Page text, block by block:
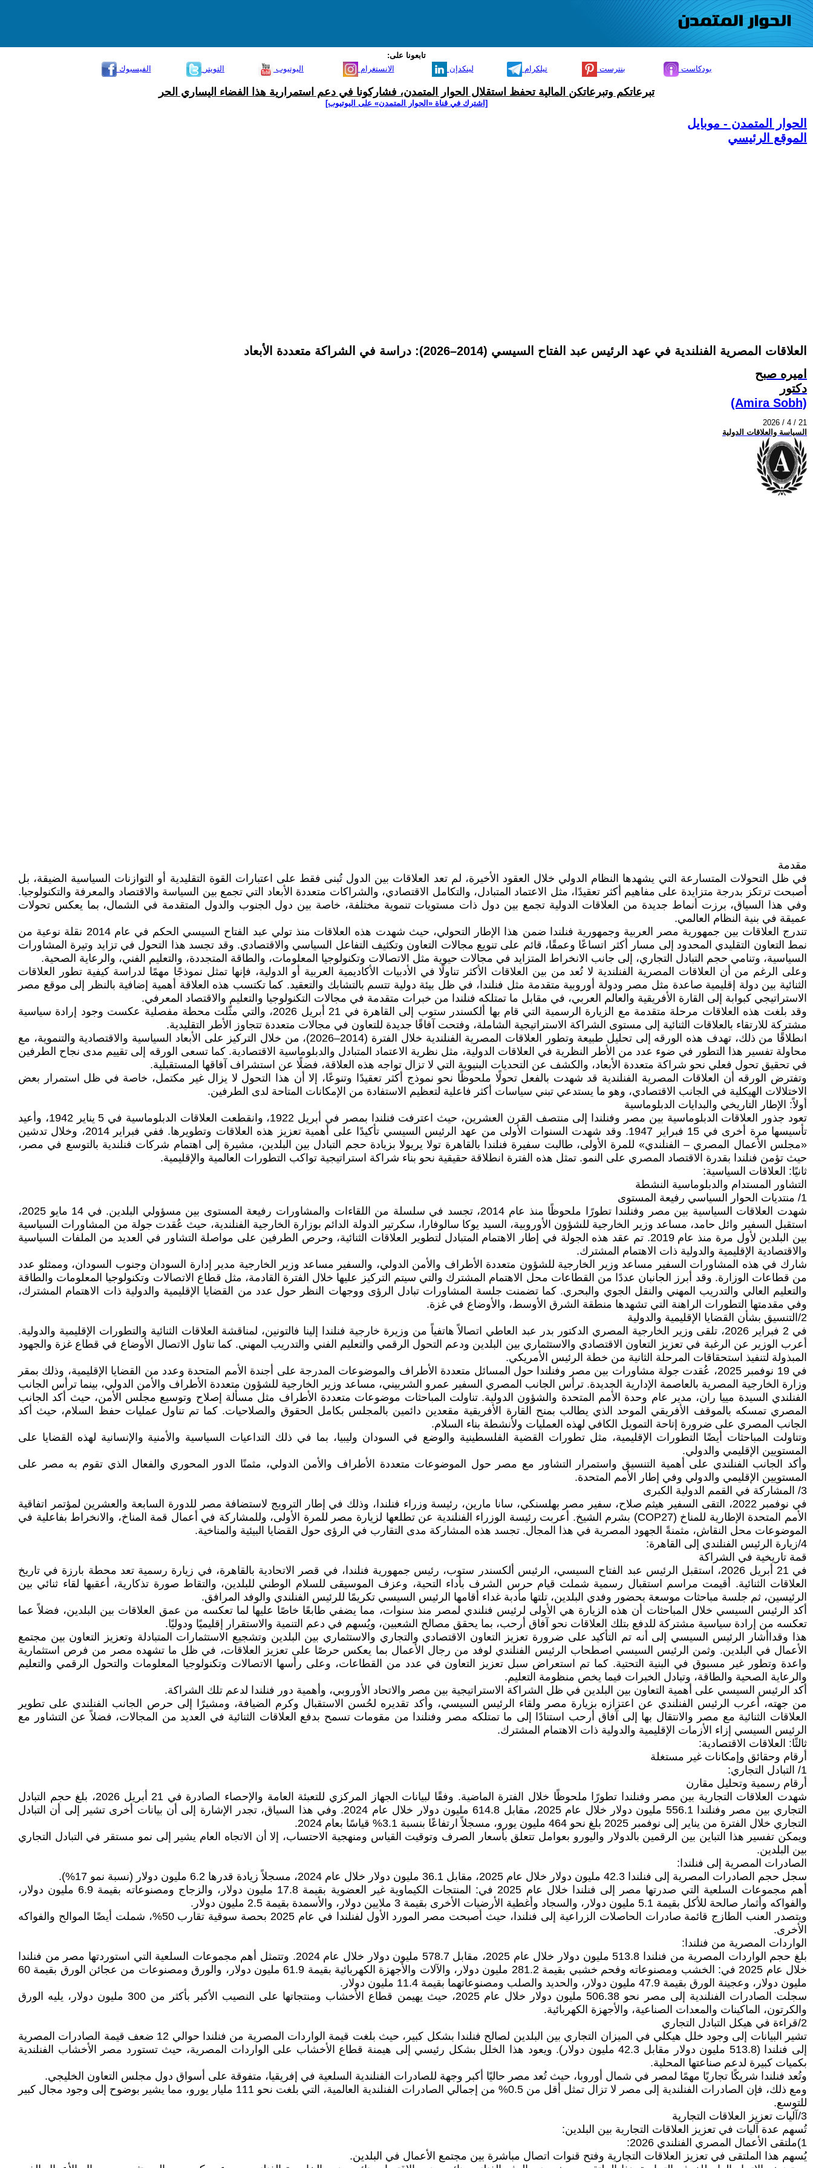
تابعونا على:
الفيسبوك
التويتر اليوتيوب الانستغرام لينكدإن تيلكرام بنترست بودكاست
تبرعاتكم وتبرعاتكن المالية تحفظ استقلال الحوار المتمدن، فشاركونا في دعم استمرارية هذا الفضاء اليساري الحر
[اشترك في قناة ‫«الحوار المتمدن» على اليوتيوب]
الحوار المتمدن - موبايل
الموقع الرئيسي
العلاقات المصرية الفنلندية في عهد الرئيس عبد الفتاح السيسي (2014–2026): دراسة في الشراكة متعددة الأبعاد
اميره صبح
دكتور
(Amira Sobh)
2026 / 4 / 21
السياسة والعلاقات الدولية
مقدمة
في ظل التحولات المتسارعة التي يشهدها النظام الدولي خلال العقود الأخيرة، لم تعد العلاقات بين الدول تُبنى فقط على اعتبارات القوة التقليدية أو التوازنات السياسية الضيقة، بل
أصبحت ترتكز بدرجة متزايدة على مفاهيم أكثر تعقيدًا، مثل الاعتماد المتبادل، والتكامل الاقتصادي، والشراكات متعددة الأبعاد التي تجمع بين السياسة والاقتصاد والمعرفة والتكنولوجيا.
وفي هذا السياق، برزت أنماط جديدة من العلاقات الدولية تجمع بين دول ذات مستويات تنموية مختلفة، خاصة بين دول الجنوب والدول المتقدمة في الشمال، بما يعكس تحولات
عميقة في بنية النظام العالمي.
تندرج العلاقات بين جمهورية مصر العربية وجمهورية فنلندا ضمن هذا الإطار التحولي، حيث شهدت هذه العلاقات منذ تولي عبد الفتاح السيسي الحكم في عام 2014 نقلة نوعية من
نمط التعاون التقليدي المحدود إلى مسار أكثر اتساعًا وعمقًا، قائم على تنويع مجالات التعاون وتكثيف التفاعل السياسي والاقتصادي. وقد تجسد هذا التحول في تزايد وتيرة المشاورات
السياسية، وتنامي حجم التبادل التجاري، إلى جانب الانخراط المتزايد في مجالات حيوية مثل الاتصالات وتكنولوجيا المعلومات، والطاقة المتجددة، والتعليم الفني، والرعاية الصحية.
وعلى الرغم من أن العلاقات المصرية الفنلندية لا تُعد من بين العلاقات الأكثر تناولًا في الأدبيات الأكاديمية العربية أو الدولية، فإنها تمثل نموذجًا مهمًا لدراسة كيفية تطور العلاقات
الثنائية بين دولة إقليمية صاعدة مثل مصر ودولة أوروبية متقدمة مثل فنلندا، في ظل بيئة دولية تتسم بالتشابك والتعقيد. كما تكتسب هذه العلاقة أهمية إضافية بالنظر إلى موقع مصر
الاستراتيجي كبوابة إلى القارة الأفريقية والعالم العربي، في مقابل ما تمتلكه فنلندا من خبرات متقدمة في مجالات التكنولوجيا والتعليم والاقتصاد المعرفي.
وقد بلغت هذه العلاقات مرحلة متقدمة مع الزيارة الرسمية التي قام بها ألكسندر ستوب إلى القاهرة في 21 أبريل 2026، والتي مثّلت محطة مفصلية عكست وجود إرادة سياسية
مشتركة للارتقاء بالعلاقات الثنائية إلى مستوى الشراكة الاستراتيجية الشاملة، وفتحت آفاقًا جديدة للتعاون في مجالات متعددة تتجاوز الأطر التقليدية.
انطلاقًا من ذلك، تهدف هذه الورقه إلى تحليل طبيعة وتطور العلاقات المصرية الفنلندية خلال الفترة (2014–2026)، من خلال التركيز على الأبعاد السياسية والاقتصادية والتنموية، مع
محاولة تفسير هذا التطور في ضوء عدد من الأطر النظرية في العلاقات الدولية، مثل نظرية الاعتماد المتبادل والدبلوماسية الاقتصادية. كما تسعى الورقه إلى تقييم مدى نجاح الطرفين
في تحقيق تحول فعلي نحو شراكة متعددة الأبعاد، والكشف عن التحديات البنيوية التي لا تزال تواجه هذه العلاقة، فضلًا عن استشراف آفاقها المستقبلية.
وتفترض الورقه أن العلاقات المصرية الفنلندية قد شهدت بالفعل تحولًا ملحوظًا نحو نموذج أكثر تعقيدًا وتنوعًا، إلا أن هذا التحول لا يزال غير مكتمل، خاصة في ظل استمرار بعض
الاختلالات الهيكلية في الجانب الاقتصادي، وهو ما يستدعي تبني سياسات أكثر فاعلية لتعظيم الاستفادة من الإمكانات المتاحة لدى الطرفين.
أولاً: الإطار التاريخي والبدايات الدبلوماسية
تعود جذور العلاقات الدبلوماسية بين مصر وفنلندا إلى منتصف القرن العشرين، حيث اعترفت فنلندا بمصر في أبريل 1922، وانقطعت العلاقات الدبلوماسية في 5 يناير 1942، وأعيد
تأسيسها مرة أخرى في 15 فبراير 1947. وقد شهدت السنوات الأولى من عهد الرئيس السيسي تأكيدًا على أهمية تعزيز هذه العلاقات وتطويرها. ففي فبراير 2014، وخلال تدشين
«مجلس الأعمال المصري – الفنلندي» للمرة الأولى، طالبت سفيرة فنلندا بالقاهرة تولا يريولا بزيادة حجم التبادل بين البلدين، مشيرة إلى اهتمام شركات فنلندية بالتوسع في مصر،
حيث تؤمن فنلندا بقدرة الاقتصاد المصري على النمو. تمثل هذه الفترة انطلاقة حقيقية نحو بناء شراكة استراتيجية تواكب التطورات العالمية والإقليمية.
ثانيًا: العلاقات السياسية:
التشاور المستدام والدبلوماسية النشطة
1/ منتديات الحوار السياسي رفيعة المستوى
شهدت العلاقات السياسية بين مصر وفنلندا تطورًا ملحوظًا منذ عام 2014، تجسد في سلسلة من اللقاءات والمشاورات رفيعة المستوى بين مسؤولي البلدين. في 14 مايو 2025،
استقبل السفير وائل حامد، مساعد وزير الخارجية للشؤون الأوروبية، السيد يوكا سالوفارا، سكرتير الدولة الدائم بوزارة الخارجية الفنلندية، حيث عُقدت جولة من المشاورات السياسية
بين البلدين لأول مرة منذ عام 2019. تم عقد هذه الجولة في إطار الاهتمام المتبادل لتطوير العلاقات الثنائية، وحرص الطرفين على مواصلة التشاور في العديد من الملفات السياسية
والاقتصادية الإقليمية والدولية ذات الاهتمام المشترك.
شارك في هذه المشاورات السفير مساعد وزير الخارجية للشؤون متعددة الأطراف والأمن الدولي، والسفير مساعد وزير الخارجية مدير إدارة السودان وجنوب السودان، وممثلو عدد
من قطاعات الوزارة. وقد أبرز الجانبان عددًا من القطاعات محل الاهتمام المشترك والتي سيتم التركيز عليها خلال الفترة القادمة، مثل قطاع الاتصالات وتكنولوجيا المعلومات والطاقة
والتعليم العالي والتدريب المهني والنقل الجوي والبحري. كما تضمنت جلسة المشاورات تبادل الرؤى ووجهات النظر حول عدد من القضايا الإقليمية والدولية ذات الاهتمام المشترك،
وفي مقدمتها التطورات الراهنة التي تشهدها منطقة الشرق الأوسط، والأوضاع في غزة.
2/التنسيق بشأن القضايا الإقليمية والدولية
في 2 فبراير 2026، تلقى وزير الخارجية المصري الدكتور بدر عبد العاطي اتصالاً هاتفياً من وزيرة خارجية فنلندا إلينا فالتونين، لمناقشة العلاقات الثنائية والتطورات الإقليمية والدولية.
أعرب الوزير عن الرغبة في تعزيز التعاون الاقتصادي والاستثماري بين البلدين ودعم التحول الرقمي والتعليم الفني والتدريب المهني. كما تناول الاتصال الأوضاع في قطاع غزة والجهود
المبذولة لتنفيذ استحقاقات المرحلة الثانية من خطة الرئيس الأمريكي.
في 19 نوفمبر 2025، عُقدت جولة مشاورات بين مصر وفنلندا حول المسائل متعددة الأطراف والموضوعات المدرجة على أجندة الأمم المتحدة وعدد من القضايا الإقليمية، وذلك بمقر
وزارة الخارجية المصرية بالعاصمة الإدارية الجديدة. ترأس الجانب المصري السفير عمرو الشربيني، مساعد وزير الخارجية للشؤون متعددة الأطراف والأمن الدولي، بينما ترأس الجانب
الفنلندي السيدة مييا ران، مدير عام وحدة الأمم المتحدة والشؤون الدولية. تناولت المباحثات موضوعات متعددة الأطراف مثل مسألة إصلاح وتوسيع مجلس الأمن، حيث أكد الجانب
المصري تمسكه بالموقف الأفريقي الموحد الذي يطالب بمنح القارة الأفريقية مقعدين دائمين بالمجلس بكامل الحقوق والصلاحيات. كما تم تناول عمليات حفظ السلام، حيث أكد
الجانب المصري على ضرورة إتاحة التمويل الكافي لهذه العمليات ولأنشطة بناء السلام.
وتناولت المباحثات أيضًا التطورات الإقليمية، مثل تطورات القضية الفلسطينية والوضع في السودان وليبيا، بما في ذلك التداعيات السياسية والأمنية والإنسانية لهذه القضايا على
المستويين الإقليمي والدولي.
وأكد الجانب الفنلندي على أهمية التنسيق واستمرار التشاور مع مصر حول الموضوعات متعددة الأطراف والأمن الدولي، مثمنًا الدور المحوري والفعال الذي تقوم به مصر على
المستويين الإقليمي والدولي وفي إطار الأمم المتحدة.
3/ المشاركة في القمم الدولية الكبرى
في نوفمبر 2022، التقى السفير هيثم صلاح، سفير مصر بهلسنكي، سانا مارين، رئيسة وزراء فنلندا، وذلك في إطار الترويج لاستضافة مصر للدورة السابعة والعشرين لمؤتمر اتفاقية
الأمم المتحدة الإطارية للمناخ (COP27) بشرم الشيخ. أعربت رئيسة الوزراء الفنلندية عن تطلعها لزيارة مصر للمرة الأولى، وللمشاركة في أعمال قمة المناخ، والانخراط بفاعلية في
الموضوعات محل النقاش، مثمنةً الجهود المصرية في هذا المجال. تجسد هذه المشاركة مدى التقارب في الرؤى حول القضايا البيئية والمناخية.
4/زيارة الرئيس الفنلندي إلى القاهرة:
قمة تاريخية في الشراكة
في 21 أبريل 2026، استقبل الرئيس عبد الفتاح السيسي، الرئيس ألكسندر ستوب، رئيس جمهورية فنلندا، في قصر الاتحادية بالقاهرة، في زيارة رسمية تعد محطة بارزة في تاريخ
العلاقات الثنائية. أقيمت مراسم استقبال رسمية شملت قيام حرس الشرف بأداء التحية، وعزف الموسيقى للسلام الوطني للبلدين، والتقاط صورة تذكارية، أعقبها لقاء ثنائي بين
الرئيسين، ثم جلسة مباحثات موسعة بحضور وفدي البلدين، تلتها مأدبة غداء أقامها الرئيس السيسي تكريمًا للرئيس الفنلندي والوفد المرافق.
أكد الرئيس السيسي خلال المباحثات أن هذه الزيارة هي الأولى لرئيس فنلندي لمصر منذ سنوات، مما يضفي طابعًا خاصًا عليها لما تعكسه من عمق العلاقات بين البلدين، فضلاً عما
تعكسه من إرادة سياسية مشتركة للدفع بتلك العلاقات نحو آفاق أرحب، بما يحقق مصالح الشعبين، ويُسهم في دعم التنمية والاستقرار إقليميًا ودوليًا.
هذا وقداأشار الرئيس السيسي إلى أنه تم التأكيد على ضرورة تعزيز التعاون الاقتصادي والتجاري والاستثماري بين البلدين وتشجيع الاستثمارات المتبادلة وتعزيز التعاون بين مجتمع
الأعمال في البلدين. وثمن الرئيس السيسي اصطحاب الرئيس الفنلندي لوفد من رجال الأعمال بما يعكس حرصًا على تعزيز العلاقات، في ظل ما تشهده مصر من فرص استثمارية
واعدة وتطور غير مسبوق في البنية التحتية. كما تم استعراض سبل تعزيز التعاون في عدد من القطاعات، وعلى رأسها الاتصالات وتكنولوجيا المعلومات والتحول الرقمي والتعليم
والرعاية الصحية والطاقة، وتبادل الخبرات فيما يخص منظومة التعليم.
أكد الرئيس السيسي على أهمية التعاون بين البلدين في ظل الشراكة الاستراتيجية بين مصر والاتحاد الأوروبي، وأهمية دور فنلندا لدعم تلك الشراكة.
من جهته، أعرب الرئيس الفنلندي عن اعتزازه بزيارة مصر ولقاء الرئيس السيسي، وأكد تقديره لحُسن الاستقبال وكرم الضيافة، ومشيرًا إلى حرص الجانب الفنلندي على تطوير
العلاقات الثنائية مع مصر والانتقال بها إلى آفاق أرحب استنادًا إلى ما تمتلكه مصر وفنلندا من مقومات تسمح بدفع العلاقات الثنائية في العديد من المجالات، فضلاً عن التشاور مع
الرئيس السيسي إزاء الأزمات الإقليمية والدولية ذات الاهتمام المشترك.
ثالثًا: العلاقات الاقتصادية:
أرقام وحقائق وإمكانات غير مستغلة
1/ التبادل التجاري:
أرقام رسمية وتحليل مقارن
شهدت العلاقات التجارية بين مصر وفنلندا تطورًا ملحوظًا خلال الفترة الماضية. وفقًا لبيانات الجهاز المركزي للتعبئة العامة والإحصاء الصادرة في 21 أبريل 2026، بلغ حجم التبادل
التجاري بين مصر وفنلندا 556.1 مليون دولار خلال عام 2025، مقابل 614.8 مليون دولار خلال عام 2024. وفي هذا السياق، تجدر الإشارة إلى أن بيانات أخرى تشير إلى أن التبادل
التجاري خلال الفترة من يناير إلى نوفمبر 2025 بلغ نحو 464 مليون يورو، مسجلاً ارتفاعًا بنسبة 3.1% قياسًا بعام 2024.
ويمكن تفسير هذا التباين بين الرقمين بالدولار واليورو بعوامل تتعلق بأسعار الصرف وتوقيت القياس ومنهجية الاحتساب، إلا أن الاتجاه العام يشير إلى نمو مستقر في التبادل التجاري
بين البلدين.
الصادرات المصرية إلى فنلندا:
سجل حجم الصادرات المصرية إلى فنلندا 42.3 مليون دولار خلال عام 2025، مقابل 36.1 مليون دولار خلال عام 2024، مسجلاً زيادة قدرها 6.2 مليون دولار (نسبة نمو 17%).
أهم مجموعات السلعية التي صدرتها مصر إلى فنلندا خلال عام 2025 في: المنتجات الكيماوية غير العضوية بقيمة 17.8 مليون دولار، والزجاج ومصنوعاته بقيمة 6.9 مليون دولار،
والفواكه وأثمار صالحة للأكل بقيمة 5.1 مليون دولار، والسجاد وأغطية الأرضيات الأخرى بقيمة 3 ملايين دولار، والأسمدة بقيمة 2.5 مليون دولار.
ويتصدر العنب الطازج قائمة صادرات الحاصلات الزراعية إلى فنلندا، حيث أصبحت مصر المورد الأول لفنلندا في عام 2025 بحصة سوقية تقارب 50%، شملت أيضًا الموالح والفواكه
الأخرى.
الواردات المصرية من فنلندا:
بلغ حجم الواردات المصرية من فنلندا 513.8 مليون دولار خلال عام 2025، مقابل 578.7 مليون دولار خلال عام 2024. وتتمثل أهم مجموعات السلعية التي استوردتها مصر من فنلندا
خلال عام 2025 في: الخشب ومصنوعاته وفحم خشبي بقيمة 281.2 مليون دولار، والآلات والأجهزة الكهربائية بقيمة 61.9 مليون دولار، والورق ومصنوعات من عجائن الورق بقيمة 60
مليون دولار، وعجينة الورق بقيمة 47.9 مليون دولار، والحديد والصلب ومصنوعاتهما بقيمة 11.4 مليون دولار.
سجلت الصادرات الفنلندية إلى مصر نحو 506.38 مليون دولار خلال عام 2025، حيث يهيمن قطاع الأخشاب ومنتجاتها على النصيب الأكبر بأكثر من 300 مليون دولار، يليه الورق
والكرتون، الماكينات والمعدات الصناعية، والأجهزة الكهربائية.
2/قراءة في هيكل التبادل التجاري
تشير البيانات إلى وجود خلل هيكلي في الميزان التجاري بين البلدين لصالح فنلندا بشكل كبير، حيث بلغت قيمة الواردات المصرية من فنلندا حوالي 12 ضعف قيمة الصادرات المصرية
إلى فنلندا (513.8 مليون دولار مقابل 42.3 مليون دولار). ويعود هذا الخلل بشكل رئيسي إلى هيمنة قطاع الأخشاب على الواردات المصرية، حيث تستورد مصر الأخشاب الفنلندية
بكميات كبيرة لدعم صناعتها المحلية.
وتُعد فنلندا شريكًا تجاريًا مهمًا لمصر في شمال أوروبا، حيث تُعد مصر حاليًا أكبر وجهة للصادرات الفنلندية السلعية في إفريقيا، متفوقة على أسواق دول مجلس التعاون الخليجي.
ومع ذلك، فإن الصادرات الفنلندية إلى مصر لا تزال تمثل أقل من 0.5% من إجمالي الصادرات الفنلندية العالمية، التي بلغت نحو 111 مليار يورو، مما يشير بوضوح إلى وجود مجال كبير
للتوسع.
3/آليات تعزيز العلاقات التجارية
تُسهم عدة آليات في تعزيز العلاقات التجارية بين البلدين:
1)ملتقى الأعمال المصري الفنلندي 2026:
يُسهم هذا الملتقى في تعزيز العلاقات التجارية وفتح قنوات اتصال مباشرة بين مجتمع الأعمال في البلدين.